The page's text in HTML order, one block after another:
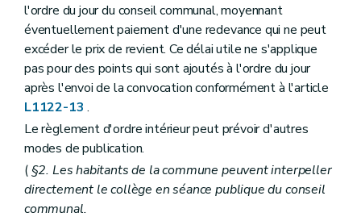
Chapitre II Administration des biens
Art. L2122-1
Chapitre III Administration de certains services
Art. L2123-1
Art. L2123-2
Art. L2123-3
Titre III
Chapitre unique
Art. L2131-1
Art. L2131-2
Art. L2131-3
Art. L2131-4
Art. L2131-5
l'ordre du jour du conseil communal, moyennant
éventuellement paiement d'une redevance qui ne peut
excéder le prix de revient. Ce délai utile ne s'applique
pas pour des points qui sont ajoutés à l'ordre du jour
après l'envoi de la convocation conformément à l'article
L1122-13 .
Le règlement d'ordre intérieur peut prévoir d'autres
modes de publication.
( §2. Les habitants de la commune peuvent interpeller
directement le collège en séance publique du conseil
communal.